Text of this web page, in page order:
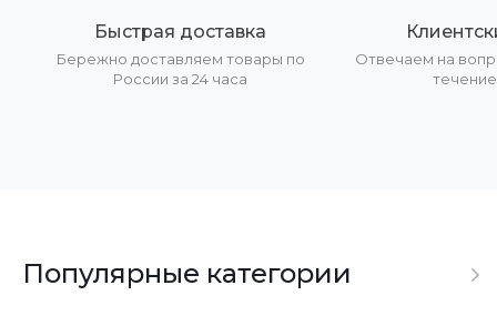
Быстрая доставка
Бережно доставляем товары по
России за 24 часа
Отвечаем на
Популярные категории